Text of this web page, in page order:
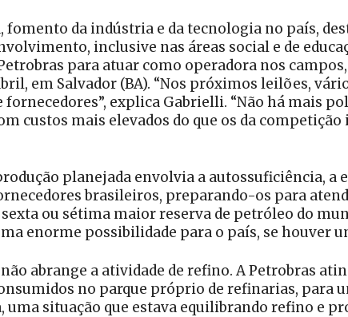
da indústria e da tecnologia no país,
inclusive nas áreas social e de
para atuar como operadora nos
em Salvador (BA). “Nos próximos leilões,
explica Gabrielli. “Não há mais
custos mais elevados do que os da
planejada envolvia a autossuficiência, a
brasileiros, preparando-os para
ou sétima maior reserva de petróleo do
enorme possibilidade para o país, se houver
abrange a atividade de refino. A Petrobras
no parque próprio de refinarias, para
uma situação que estava equilibrando refino e